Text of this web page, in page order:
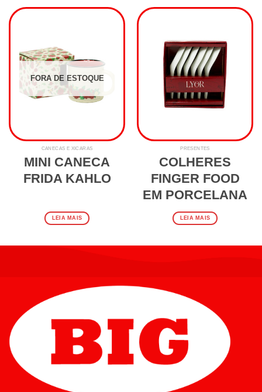
FORA DE ESTOQUE
CANECAS E XÍCARAS
MINI CANECA
FRIDA KAHLO
LEIA MAIS
PRESENTES
COLHERES
FINGER FOOD
EM PORCELANA
LEIA MAIS